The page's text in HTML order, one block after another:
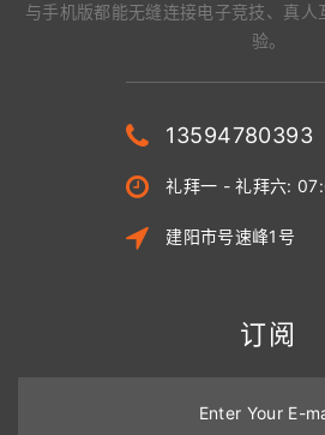
与手机版都能无缝连接电子竞技、真
验。
13594780393
礼拜一 - 礼拜六:
建阳市号速峰1号
订阅
Enter Your E-